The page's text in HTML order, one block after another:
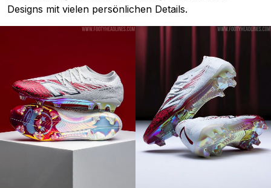
Designs mit vielen persönlichen Details.